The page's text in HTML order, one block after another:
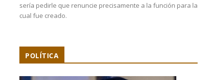
sería pedirle que renuncie precisamente a la función para la
cual fue creado.
POLÍTICA